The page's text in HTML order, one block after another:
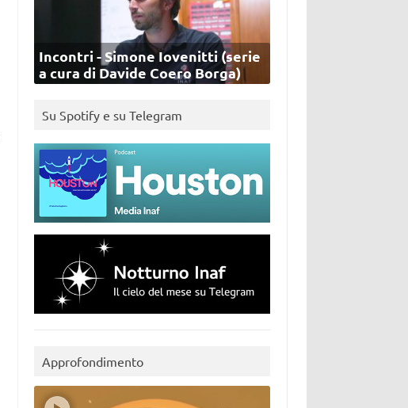
Incontri - Simone Iovenitti (serie
a cura di Davide Coero Borga)
Su Spotify e su Telegram
Approfondimento